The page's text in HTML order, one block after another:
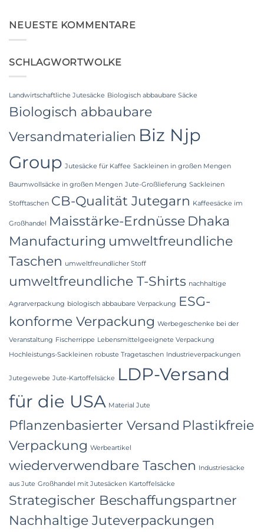
Woven
Bags
a
Premier
in
Food
Grade
High-
NEUESTE KOMMENTARE
SCHLAGWORTWOLKE
Landwirtschaftliche Jutesäcke Biologisch abbaubare Säcke
Biologisch abbaubare
Versandmaterialien Biz Njp
Group Jutesäcke für Kaffee Sackleinen in großen Mengen
Baumwollsäcke in großen Mengen Jute-Großlieferung Sackleinen
Stofftaschen CB-Qualität Jutegarn Kaffeesäcke im
Großhandel Maisstärke-Erdnüsse Dhaka
Manufacturing umweltfreundliche
Taschen umweltfreundlicher Stoff
umweltfreundliche T-Shirts nachhaltige
Agrarverpackung biologisch abbaubare Verpackung ESG-
konforme Verpackung Werbegeschenke bei der
Veranstaltung Fischerrippe Lebensmittelgeeignete Verpackung
Hochleistungs-Sackleinen robuste Tragetaschen Industrieverpackungen
Jutegewebe Jute-Kartoffelsäcke
LDP-Versand
für die USA Material Jute
Pflanzenbasierter Versand Plastikfreie
Verpackung Werbeartikel
wiederverwendbare Taschen Industriesäcke
aus Jute Großhandel mit Jutesäcken Kartoffelsäcke
Strategischer Beschaffungspartner
Nachhaltige Juteverpackungen